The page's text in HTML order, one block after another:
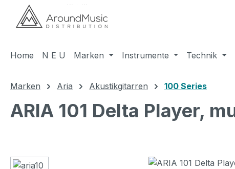
Hauptinhalt springen
Zur Suche springen
Zur Hauptnavigation springen
Home N E U Marken Instrumente Technik
Marken Aria Akustikgitarren 100 Series
ARIA 101 Delta Player,
Bildergalerie überspringen